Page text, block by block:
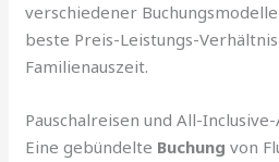
verschiedener
beste Preis-Leistungs-
Familienauszeit.
Pauschalreisen und All-
Eine gebündelte Buchung von